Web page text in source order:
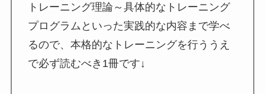
トレーニング理論～具体的なトレーニング
プログラムといった実践的な内容まで学べ
るので、本格的なトレーニングを行ううえ
で必ず読むべき1冊です↓